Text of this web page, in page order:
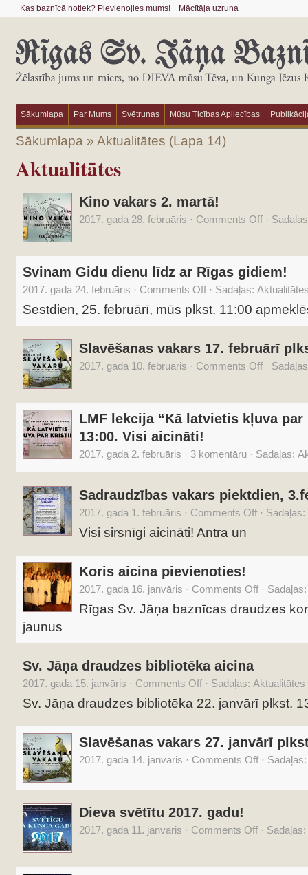
Kas baznīcā notiek? Pievienojies mums! Mācītāja uzruna
Sākumlapa Par Mums Svētrunas Mūsu Ticības Apliecības
Sākumlapa » Aktualitātes (Lapa 14)
Aktualitātes
Kino vakars 2. martā!
2017. gada 28. februāris · Comments Off ·
Svinam Gidu dienu līdz ar Rīgas gidiem!
2017. gada 24. februāris · Comments Off · Sadaļas:
Sestdien, 25. februārī, mūs plkst. 11:00
Slavēšanas vakars 17. februārī
2017. gada 10. februāris · Comments Off ·
LMF lekcija “Kā latvietis kļuva
13:00. Visi aicināti!
2017. gada 2. februāris · 3 komentāru · Sadaļas:
Sadraudzības vakars piektdien,
2017. gada 1. februāris · Comments Off · Sadaļas:
Visi sirsnīgi aicināti! Antra un
Koris aicina pievienoties!
2017. gada 16. janvāris · Comments Off ·
Rīgas Sv. Jāņa baznīcas draudzes
jaunus
Sv. Jāņa draudzes bibliotēka aicina
2017. gada 15. janvāris · Comments Off · Sadaļas: Aktualitātes
Sv. Jāņa draudzes bibliotēka 22. janvārī plkst.
Slavēšanas vakars 27. janvārī
2017. gada 14. janvāris · Comments Off ·
Dieva svētītu 2017. gadu!
2017. gada 11. janvāris · Comments Off · Sadaļas: